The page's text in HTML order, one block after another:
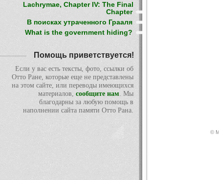
Lachrymae, Chapter IV: The Final
Chapter
В поисках утраченного Грааля
What is the government hiding?
Помощь приветствуется!
Если у вас есть тексты, фото, ссылки об
Отто Ране, которые еще не представлены
на этом сайте, или переводы имеющихся
материалов, сообщите нам. Мы
благодарны за любую помощь в
наполнении сайта памяти Отто Рана.
©